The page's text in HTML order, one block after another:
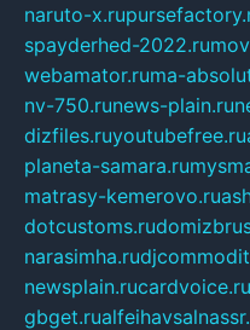
naruto-x.ru
spayderhed-2022.ru
webamator.ruma-
nv-750.runews-plain.ru
dizfiles.ruyoutubefree.ru
planeta-samara.ru
matrasy-kemerovo.ru
dotcustoms.ru
narasimha.ru
newsplain.rucardvoice.ru
gbget.ru